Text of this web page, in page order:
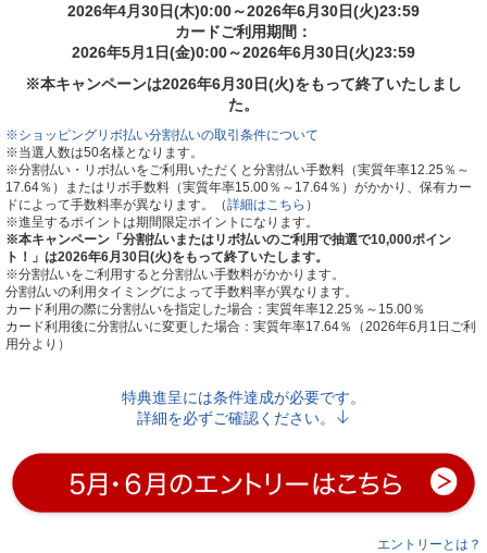
2026年4月30日(木)0:00～2026年6月30日(火)23:59
カードご利用期間：
2026年5月1日(金)0:00～2026年6月30日(火)23:59
※本キャンペーンは2026年6月30日(火)をもって終了いたしまし
た。
※ショッピングリボ払い分割払いの取引条件について
※当選人数は50名様となります。
※分割払い・リボ払いをご利用いただくと分割払い手数料（実質年率12.25％～
17.64％）またはリボ手数料（実質年率15.00％～17.64％）がかかり、保有カー
ドによって手数料率が異なります。（詳細はこちら ）
※進呈するポイントは期間限定ポイントになります。
※本キャンペーン「分割払いまたはリボ払いのご利用で抽選で10,000ポイン
ト！」は2026年6月30日(火)をもって終了いたします。
※分割払いをご利用すると分割払い手数料がかかります。
分割払いの利用タイミングによって手数料率が異なります。
カード利用の際に分割払いを指定した場合：実質年率12.25％～15.00％
カード利用後に分割払いに変更した場合：実質年率17.64％（2026年6月1日ご利
用分より）
特典進呈には条件達成が必要です。
詳細を必ずご確認ください。
エントリーとは？